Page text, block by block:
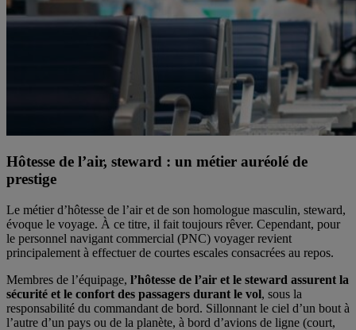
Hôtesse de l’air, steward : un métier auréolé de
prestige
Le métier d’hôtesse de l’air et de son homologue masculin, steward,
évoque le voyage. À ce titre, il fait toujours rêver. Cependant, pour
le personnel navigant commercial (PNC) voyager revient
principalement à effectuer de courtes escales consacrées au repos.
Membres de l’équipage, l’hôtesse de l’air et le steward assurent la
sécurité et le confort des passagers durant le vol, sous la
responsabilité du commandant de bord. Sillonnant le ciel d’un bout à
l’autre d’un pays ou de la planète, à bord d’avions de ligne (court,